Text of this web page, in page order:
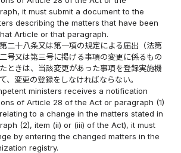
it must submit a document to the
describing the matters that have been
Article or that paragraph.
二十八条又は第一項の規定による届出（法第
号又は第三号に掲げる事項の変更に係るもの
ときは、当該変更があった事項を登録実施機
、変更の登録をしなければならない。
ministers receives a notification
of Article 28 of the Act or paragraph (1)
to a change in the matters stated in
(2), item (ii) or (iii) of the Act), it must
by entering the changed matters in the
registry.